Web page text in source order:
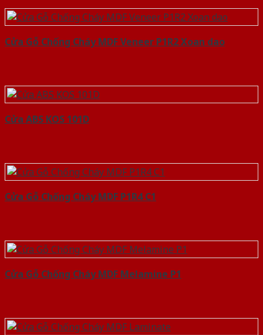
Cửa Gỗ Chống Cháy MDF Veneer P1R2 Xoan dao
Cửa ABS KOS 101D
Cửa Gỗ Chống Cháy MDF P1R4 C1
Cửa Gỗ Chống Cháy MDF Melamine P1